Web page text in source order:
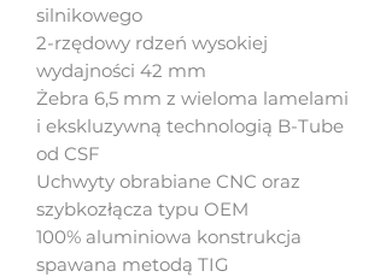
silnikowego
2-rzędowy rdzeń wysokiej
wydajności 42 mm
Żebra 6,5 mm z wieloma lamelami
i ekskluzywną technologią B-Tube
od CSF
Uchwyty obrabiane CNC oraz
szybkozłącza typu OEM
100% aluminiowa konstrukcja
spawana metodą TIG